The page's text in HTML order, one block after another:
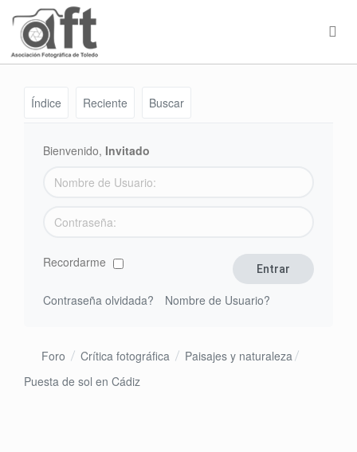
Índice Reciente Buscar
Bienvenido, Invitado
Recordarme
Contraseña olvidada? Nombre de Usuario?
Foro Crítica fotográfica
Paisajes y naturaleza
Puesta de sol en Cádiz